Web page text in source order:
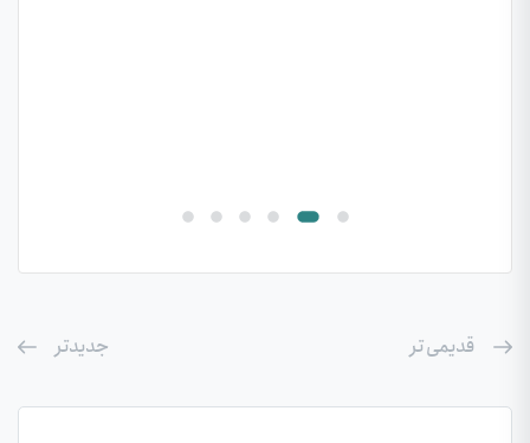
قدیمی تر جدیدتر